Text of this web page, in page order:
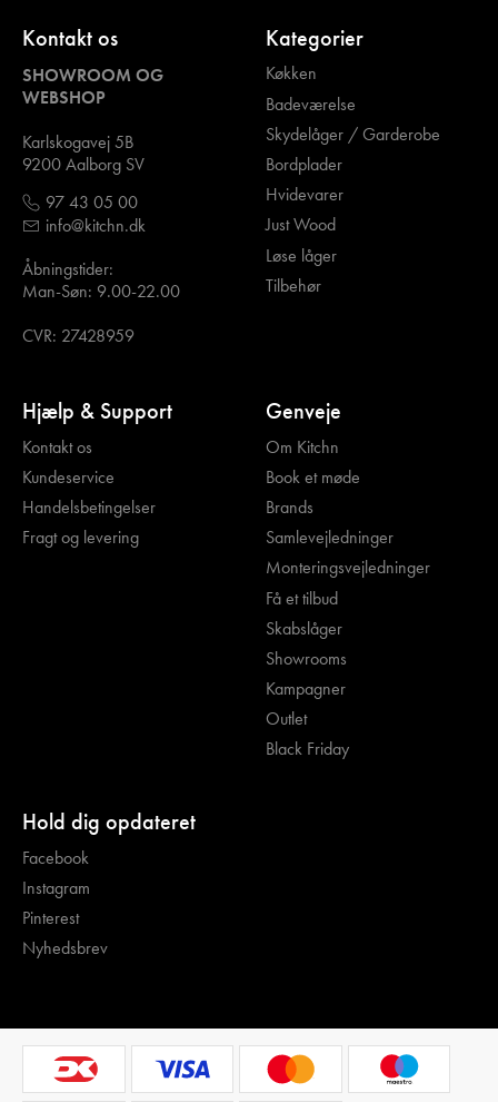
Kontakt os
SHOWROOM OG
WEBSHOP
Karlskogavej 5B
9200 Aalborg SV
97 43 05 00
info@kitchn.dk
Åbningstider:
Man-Søn: 9.00-22.00
CVR: 27428959
Kategorier
Køkken
Badeværelse
Skydelåger / Garderobe
Bordplader
Hvidevarer
Just Wood
Løse låger
Tilbehør
Hjælp & Support
Kontakt os
Kundeservice
Handelsbetingelser
Fragt og levering
Genveje
Om Kitchn
Book et møde
Brands
Samlevejledninger
Monteringsvejledninger
Få et tilbud
Skabslåger
Showrooms
Kampagner
Outlet
Black Friday
Hold dig opdateret
Facebook
Instagram
Pinterest
Nyhedsbrev